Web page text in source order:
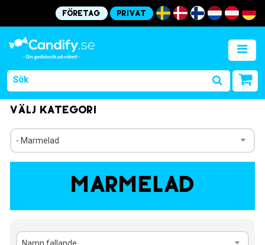
Företag Privat
Välj kategori
- Marmelad
Marmelad